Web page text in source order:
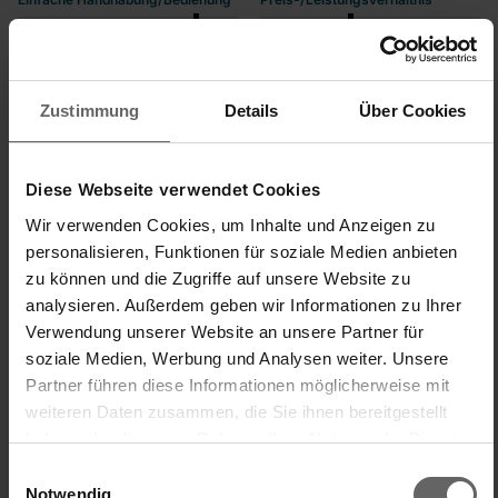
Zustimmung Details Über Cookies
Diese Webseite verwendet Cookies
Wir verwenden Cookies, um Inhalte und Anzeigen zu
personalisieren, Funktionen für soziale Medien anbieten
zu können und die Zugriffe auf unsere Website zu
analysieren. Außerdem geben wir Informationen zu Ihrer
Verwendung unserer Website an unsere Partner für
soziale Medien, Werbung und Analysen weiter. Unsere
Partner führen diese Informationen möglicherweise mit
weiteren Daten zusammen, die Sie ihnen bereitgestellt
haben oder die sie im Rahmen Ihrer Nutzung der Dienste
Cookies, wenn Sie unsere Webseite weiterhin nutzen.
Notwendig
5
Hallo,
vielen Dank für Ihr Feedback bezüglich unserer aktuellen
Bügelbrettversion. Es tut uns leid zu hören, dass Sie mit dem
neueren Modell nicht zufrieden sind und dass es im
Vergleich zu älteren Modellen eine klare Verschlechterung
aufweist.
Wir entschuldigen uns aufrichtig für die Unannehmlichkeiten,
die Ihnen entstanden sind und möchte Ihnen versichern,